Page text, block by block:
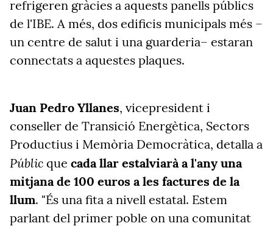
refrigeren gràcies a aquests panells públics
de l'IBE. A més, dos edificis municipals més –
un centre de salut i una guarderia– estaran
connectats a aquestes plaques.
Juan Pedro Yllanes, vicepresident i
conseller de Transició Energètica, Sectors
Productius i Memòria Democràtica, detalla a
Públic que cada llar estalviarà a l'any una
mitjana de 100 euros a les factures de la
llum. "És una fita a nivell estatal. Estem
parlant del primer poble on una comunitat